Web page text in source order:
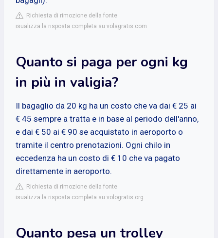
Richiesta di rimozione della fonte
isualizza la risposta completa su volagratis.com
Quanto si paga per ogni kg
in più in valigia?
Il bagaglio da 20 kg ha un costo che va dai € 25 ai
€ 45 sempre a tratta e in base al periodo dell'anno,
e dai € 50 ai € 90 se acquistato in aeroporto o
tramite il centro prenotazioni. Ogni chilo in
eccedenza ha un costo di € 10 che va pagato
direttamente in aeroporto.
Richiesta di rimozione della fonte
isualizza la risposta completa su vologratis.org
Quanto pesa un trolley